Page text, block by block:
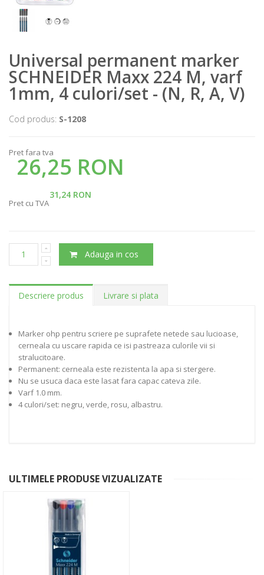
Universal permanent marker
SCHNEIDER Maxx 224 M, varf
1mm, 4 culori/set - (N, R, A, V)
Cod produs: S-1208
Pret fara tva
26,25 RON
31,24 RON
Pret cu TVA
Adauga in cos
Descriere produs Livrare si plata
Marker ohp pentru scriere pe suprafete netede sau lucioase,
cerneala cu uscare rapida ce isi pastreaza culorile vii si
stralucitoare.
Permanent: cerneala este rezistenta la apa si stergere.
Nu se usuca daca este lasat fara capac cateva zile.
Varf 1.0 mm.
4 culori/set: negru, verde, rosu, albastru.
ULTIMELE PRODUSE VIZUALIZATE